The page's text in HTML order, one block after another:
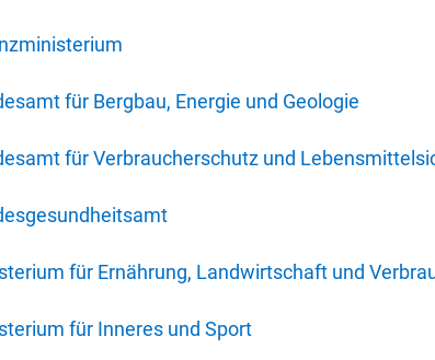
für Bergbau, Energie und Geologie
für Verbraucherschutz und
für Ernährung, Landwirtschaft und
für Inneres und Sport